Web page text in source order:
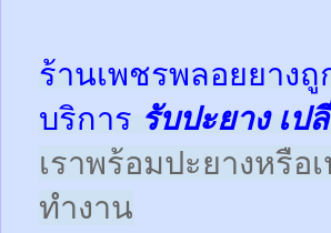
ร้านเพชรพลอยยางถู
บริการ รับปะยาง เป
เราพร้อมปะยางหรื
ทำงาน